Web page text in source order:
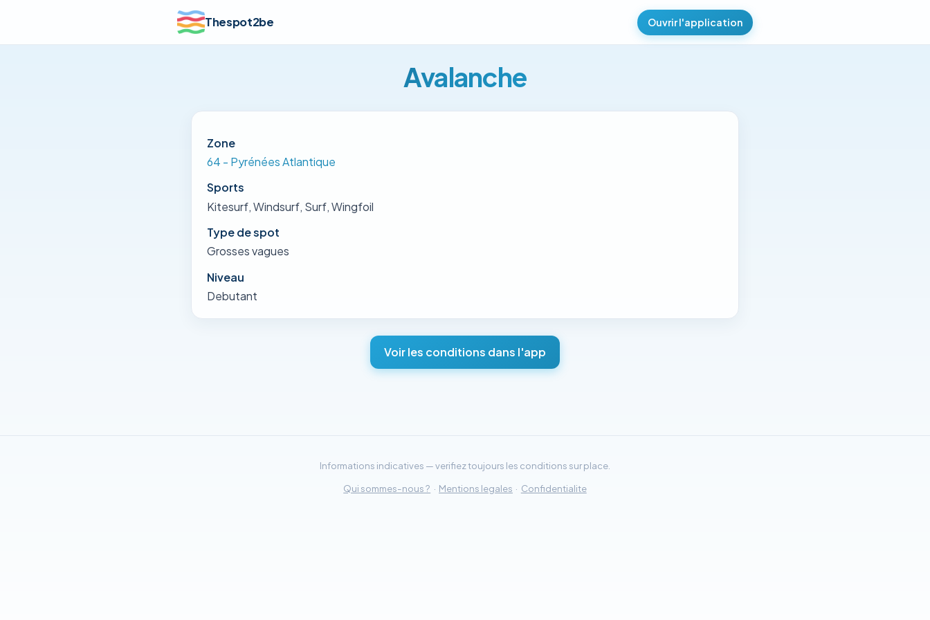
Thespot2be Ouvrir l'application
Avalanche
Zone
64 - Pyrénées Atlantique
Sports
Kitesurf, Windsurf, Surf, Wingfoil
Type de spot
Grosses vagues
Niveau
Debutant
Voir les conditions dans l'app
Informations indicatives — verifiez toujours les conditions sur place.
Qui sommes-nous ? · Mentions legales · Confidentialite